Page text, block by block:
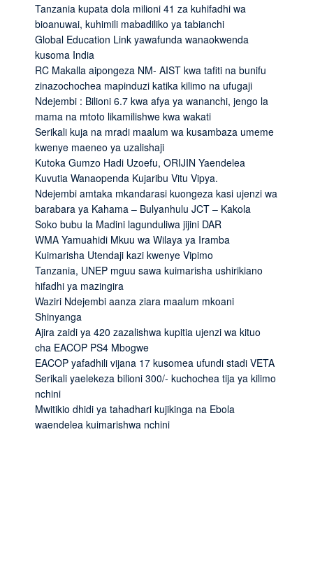
Tanzania kupata dola milioni 41 za kuhifadhi wa
bioanuwai, kuhimili mabadiliko ya tabianchi
Global Education Link yawafunda wanaokwenda
kusoma India
RC Makalla aipongeza NM- AIST kwa tafiti na bunifu
zinazochochea mapinduzi katika kilimo na ufugaji
Ndejembi : Bilioni 6.7 kwa afya ya wananchi, jengo la
mama na mtoto likamilishwe kwa wakati
Serikali kuja na mradi maalum wa kusambaza umeme
kwenye maeneo ya uzalishaji
Kutoka Gumzo Hadi Uzoefu, ORIJIN Yaendelea
Kuvutia Wanaopenda Kujaribu Vitu Vipya.
Ndejembi amtaka mkandarasi kuongeza kasi ujenzi wa
barabara ya Kahama – Bulyanhulu JCT – Kakola
Soko bubu la Madini lagunduliwa jijini DAR
WMA Yamuahidi Mkuu wa Wilaya ya Iramba
Kuimarisha Utendaji kazi kwenye Vipimo
Tanzania, UNEP mguu sawa kuimarisha ushirikiano
hifadhi ya mazingira
Waziri Ndejembi aanza ziara maalum mkoani
Shinyanga
Ajira zaidi ya 420 zazalishwa kupitia ujenzi wa kituo
cha EACOP PS4 Mbogwe
EACOP yafadhili vijana 17 kusomea ufundi stadi VETA
Serikali yaelekeza bilioni 300/- kuchochea tija ya kilimo
nchini
Mwitikio dhidi ya tahadhari kujikinga na Ebola
waendelea kuimarishwa nchini